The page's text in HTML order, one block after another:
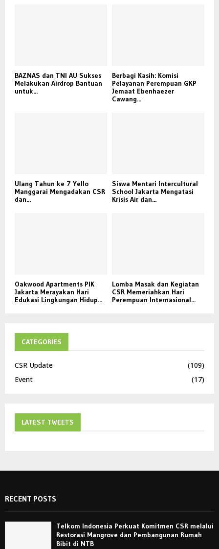
BAZNAS dan TNI AU Sukses
Melakukan Airdrop Bantuan
untuk...
Berbagi Kasih: Komisi
Pelayanan Perempuan GKP
Jemaat Ebenhaezer
Cawang...
Ulang Tahun ke 7 Yello
Manggarai Mengadakan CSR
dan...
Siswa Mentari Intercultural
School Jakarta Mengatasi
Krisis Air dan...
Oakwood Apartments PIK
Jakarta Merayakan Hari
Edukasi Lingkungan Hidup...
Lomba Masak dan Kegiatan
CSR Memeriahkan Hari
Perempuan Internasional...
CATEGORIES
CSR Update
(109)
Event
(17)
LATEST TWEETS
RECENT POSTS
Telkom Indonesia Perkuat Komitmen CSR melalui
Restorasi Mangrove dan Pembangunan Rumah
Bibit di NTB